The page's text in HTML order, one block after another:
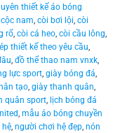
thiết kế áo bóng
cộc nam, còi bơi lội, còi
rổ, còi cá heo, còi cầu lông,
thiết kế theo yêu cầu,
, đồ thể thao nam vnxk,
lực sport, giày bóng đá,
tạo, giày thanh quân,
quân sport, lịch bóng đá
, mẫu áo bóng chuyền
hệ, người chơi hệ đẹp, nón